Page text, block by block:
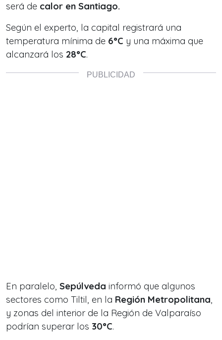
será de calor en Santiago.
Según el experto, la capital registrará una
temperatura mínima de 6°C y una máxima que
alcanzará los 28°C.
En paralelo, Sepúlveda informó que algunos
sectores como Tiltil, en la Región Metropolitana,
y zonas del interior de la Región de Valparaíso
podrían superar los 30°C.